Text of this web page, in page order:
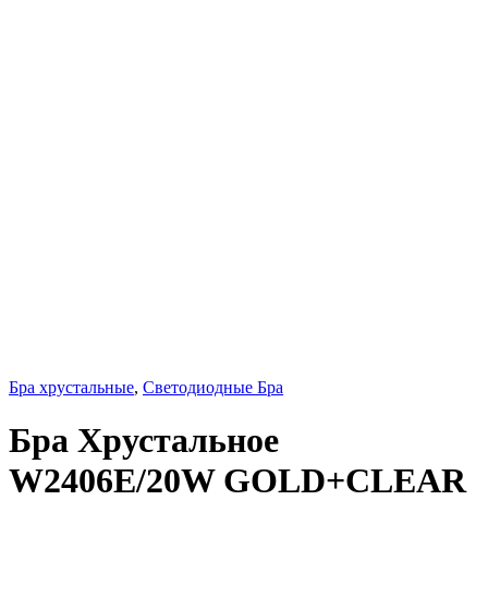
Бра хрустальные, Светодиодные Бра
Бра Хрустальное
W2406E/20W GOLD+CLEAR